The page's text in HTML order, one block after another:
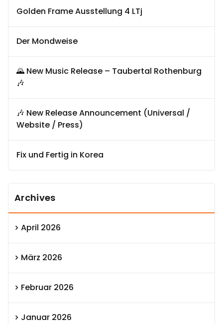
Golden Frame Ausstellung 4 LTj
Der Mondweise
🌄 New Music Release – Taubertal Rothenburg
🎶
🎶 New Release Announcement (Universal /
Website / Press)
Fix und Fertig in Korea
Archives
April 2026
März 2026
Februar 2026
Januar 2026